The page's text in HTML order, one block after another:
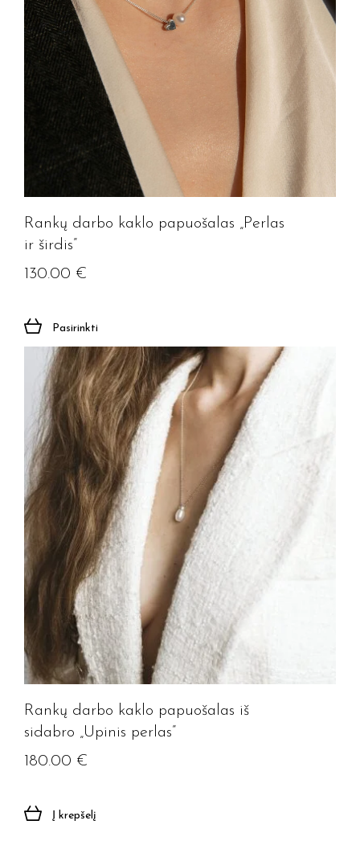
Rankų darbo kaklo papuošalas „Perlas
ir širdis”
130.00 €
Pasirinkti
Rankų darbo kaklo papuošalas iš
sidabro „Upinis perlas”
180.00 €
Į krepšelį